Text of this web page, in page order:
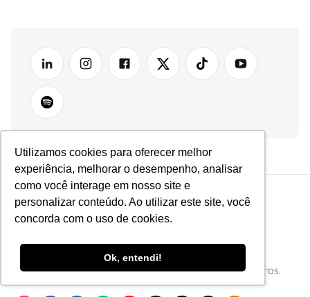
Utilizamos cookies para oferecer melhor
experiência, melhorar o desempenho, analisar
como você interage em nosso site e
personalizar conteúdo. Ao utilizar este site, você
concorda com o uso de cookies.
Ok, entendi!
Tudo sobre Tecnologia e Inovação no Mercado de Seguros.